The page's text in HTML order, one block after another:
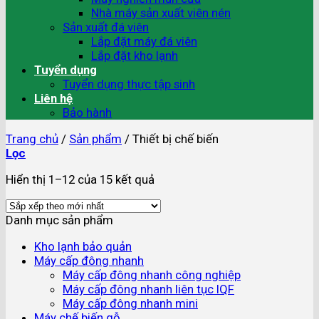
Nhà máy sản xuất viên nén
Sản xuất đá viên
Lắp đặt máy đá viên
Lắp đặt kho lạnh
Tuyển dụng
Tuyển dụng thực tập sinh
Liên hệ
Bảo hành
Trang chủ / Sản phẩm / Thiết bị chế biến
Lọc
Hiển thị 1–12 của 15 kết quả
Danh mục sản phẩm
Kho lạnh bảo quản
Máy cấp đông nhanh
Máy cấp đông nhanh công nghiệp
Máy cấp đông nhanh liên tục IQF
Máy cấp đông nhanh mini